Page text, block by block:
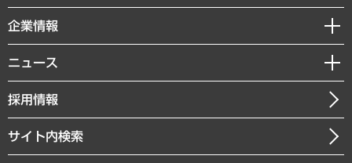
共生・ダイバーシティ
GRC（ガバナンス・リスク・コンプライアンス）・防災（政策）
経済・産業・雇用・労働
レポート
コラム
経営用語集
受託・受注実績（官公庁関連）
メディア掲載・出演
セミナー・イベント情報
MUFGビジネスセミナー
受託案件情報
企業情報
私たちの想い
社長メッセージ
会社概要
ニュース
ニュースリリース
お知らせ
採用情報
サイト内検索